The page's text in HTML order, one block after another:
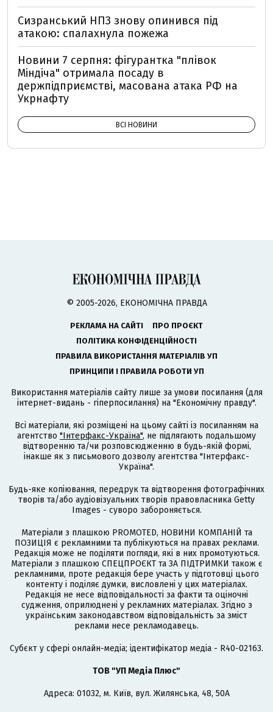
Сизранський НПЗ знову опинився під
атакою: спалахнула пожежа
Новини 7 серпня: фігурантка "плівок
Міндіча" отримала посаду в
держпідприємстві, масована атака РФ на
Укрнафту
ВСІ НОВИНИ
© 2005-2026, ЕКОНОМІЧНА ПРАВДА
РЕКЛАМА НА САЙТІ
ПРО ПРОЄКТ
ПОЛІТИКА КОНФІДЕНЦІЙНОСТІ
ПРАВИЛА ВИКОРИСТАННЯ МАТЕРІАЛІВ УП
ПРИНЦИПИ І ПРАВИЛА РОБОТИ УП
Використання матеріалів сайту лише за умови посилання (для
інтернет-видань - гіперпосилання) на "Економічну правду".
Всі матеріали, які розміщені на цьому сайті із посиланням на
агентство "Інтерфакс-Україна", не підлягають подальшому
відтворенню та/чи розповсюдженню в будь-якій формі,
інакше як з письмового дозволу агентства "Інтерфакс-
Україна".
Будь-яке копіювання, передрук та відтворення фотографічних
творів та/або аудіовізуальних творів правовласника Getty
Images - суворо забороняється.
Матеріали з плашкою PROMOTED, НОВИНИ КОМПАНІЙ та
ПОЗИЦІЯ є рекламними та публікуються на правах реклами.
Редакція може не поділяти погляди, які в них промотуються.
Матеріали з плашкою СПЕЦПРОЄКТ та ЗА ПІДТРИМКИ також є
рекламними, проте редакція бере участь у підготовці цього
контенту і поділяє думки, висловлені у цих матеріалах.
Редакція не несе відповідальності за факти та оціночні
судження, оприлюднені у рекламних матеріалах. Згідно з
українським законодавством відповідальність за зміст
реклами несе рекламодавець.
Cубєкт у сфері онлайн-медіа; ідентифікатор медіа - R40-02163.
ТОВ "УП Медіа Плюс"
Адреса: 01032, м. Київ, вул. Жилянська, 48, 50А